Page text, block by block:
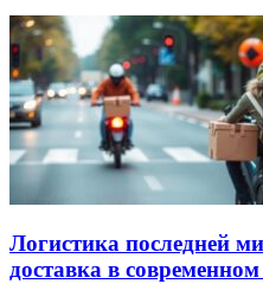
Логистика последней
доставка в